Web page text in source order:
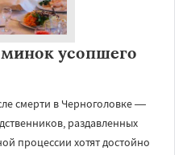
усопшего
смерти в Черноголовке —
раздавленных
процессии хотят достойно